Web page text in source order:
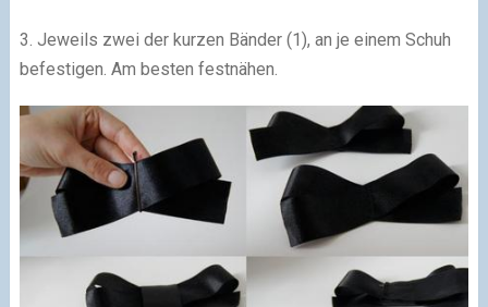
3. Jeweils zwei der kurzen Bänder (1), an je einem Schuh
befestigen. Am besten festnähen.